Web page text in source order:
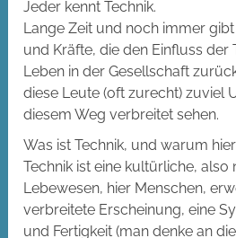
Jeder kennt Technik.
Lange Zeit und noch immer
und Kräfte, die den Einfluss der
Leben in der Gesellschaft
diese Leute (oft zurecht) zuviel
diesem Weg verbreitet sehen.
Was ist Technik, und warum
Technik ist eine kultürliche,
Lebewesen, hier Menschen,
verbreitete Erscheinung, eine
und Fertigkeit (man denke an